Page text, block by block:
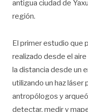
antigua ciudad de
región.
El primer estudio que
realizado desde el aire
la distancia desde un
utilizando un haz láser
antropólogos y
detectar, medir y